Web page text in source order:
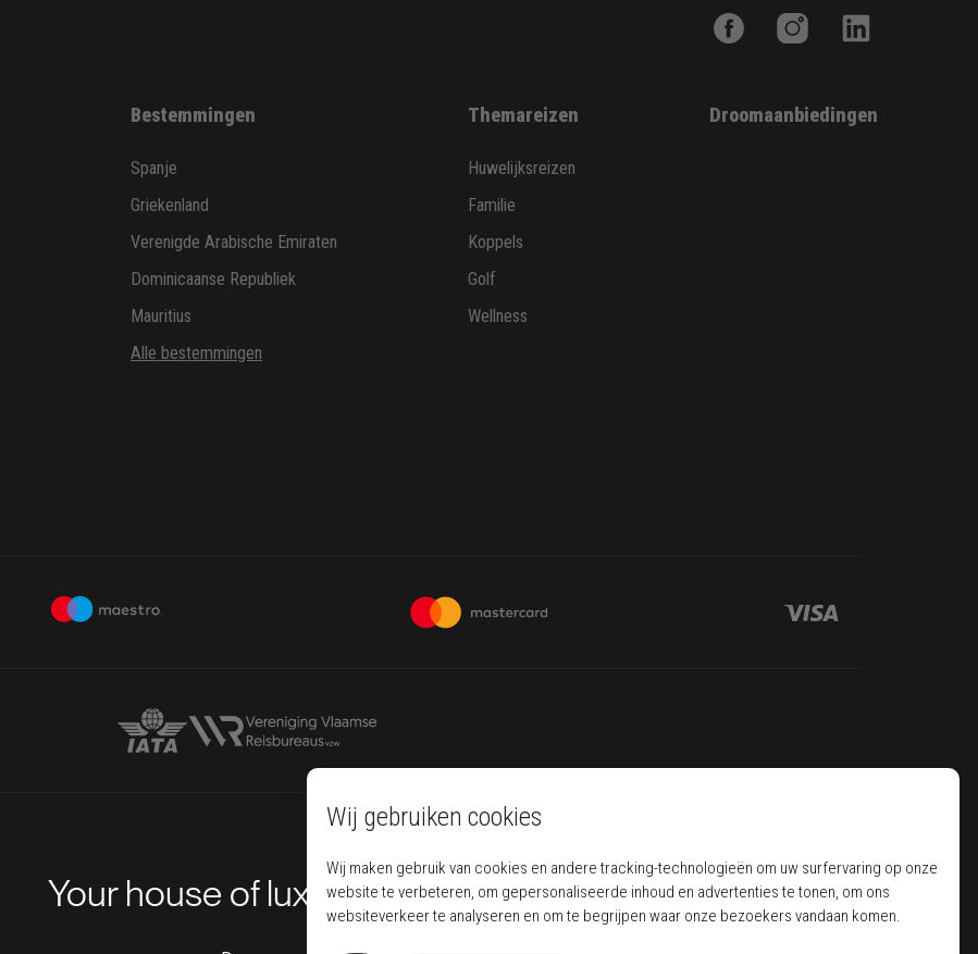
Wij gebruiken cookies
Wij maken gebruik van cookies en andere tracking-technologieën om uw surfervaring op onze
website te verbeteren, om gepersonaliseerde inhoud en advertenties te tonen, om ons
websiteverkeer te analyseren en om te begrijpen waar onze bezoekers vandaan komen.
Bestemmingen
Spanje
Griekenland
Verenigde Arabische Emiraten
Dominicaanse Republiek
Mauritius
Alle bestemmingen
Themareizen
Huwelijksreizen
Familie
Koppels
Golf
Wellness
Droomaanbiedingen
Your house of luxury travel